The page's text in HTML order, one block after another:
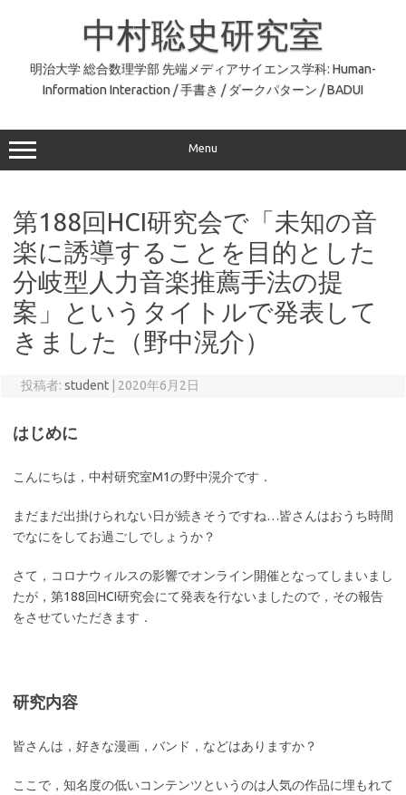
中村聡史研究室
明治大学 総合数理学部 先端メディアサイエンス学科: Human-
Information Interaction / 手書き / ダークパターン / BADUI
Menu
第188回HCI研究会で「未知の音
楽に誘導することを目的とした
分岐型人力音楽推薦手法の提
案」というタイトルで発表して
きました（野中滉介）
投稿者: student 2020年6月2日
はじめに
こんにちは，中村研究室M1の野中滉介です．
まだまだ出掛けられない日が続きそうですね…皆さんはおうち時間
でなにをしてお過ごしでしょうか？
さて，コロナウィルスの影響でオンライン開催となってしまいまし
たが，第188回HCI研究会にて発表を行ないましたので，その報告
をさせていただきます．
研究内容
皆さんは，好きな漫画，バンド，などはありますか？
ここで，知名度の低いコンテンツというのは人気の作品に埋もれて